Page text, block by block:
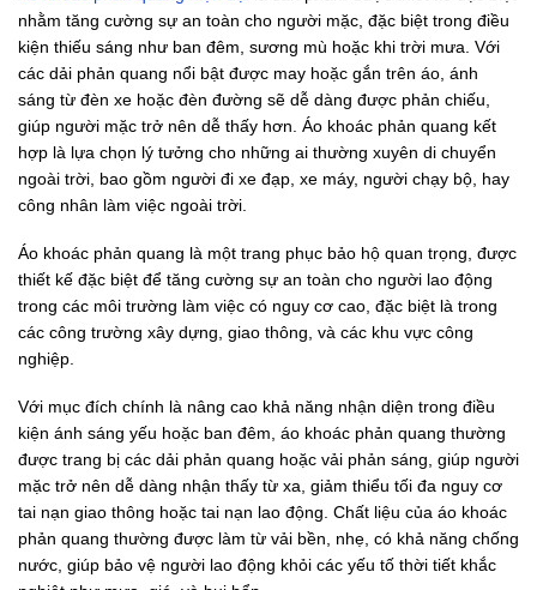
nhằm tăng cường sự an toàn cho người mặc, đặc biệt trong điều
kiện thiếu sáng như ban đêm, sương mù hoặc khi trời mưa. Với
các dải phản quang nổi bật được may hoặc gắn trên áo, ánh
sáng từ đèn xe hoặc đèn đường sẽ dễ dàng được phản chiếu,
giúp người mặc trở nên dễ thấy hơn. Áo khoác phản quang kết
hợp là lựa chọn lý tưởng cho những ai thường xuyên di chuyển
ngoài trời, bao gồm người đi xe đạp, xe máy, người chạy bộ, hay
công nhân làm việc ngoài trời.
Áo khoác phản quang là một trang phục bảo hộ quan trọng, được
thiết kế đặc biệt để tăng cường sự an toàn cho người lao động
trong các môi trường làm việc có nguy cơ cao, đặc biệt là trong
các công trường xây dựng, giao thông, và các khu vực công
nghiệp.
Với mục đích chính là nâng cao khả năng nhận diện trong điều
kiện ánh sáng yếu hoặc ban đêm, áo khoác phản quang thường
được trang bị các dải phản quang hoặc vải phản sáng, giúp người
mặc trở nên dễ dàng nhận thấy từ xa, giảm thiểu tối đa nguy cơ
tai nạn giao thông hoặc tai nạn lao động. Chất liệu của áo khoác
phản quang thường được làm từ vải bền, nhẹ, có khả năng chống
nước, giúp bảo vệ người lao động khỏi các yếu tố thời tiết khắc